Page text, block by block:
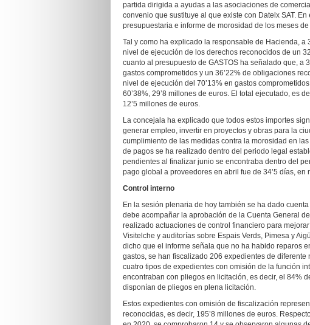
partida dirigida a ayudas a las asociaciones de
convenio que sustituye al que existe con Datelx SAT.
presupuestaria e informe de morosidad de los meses
Tal y como ha explicado la responsable de Hacienda,
nivel de ejecución de los derechos reconocidos de un
cuanto al presupuesto de GASTOS ha señalado que, a
gastos comprometidos y un 36’22% de obligaciones
nivel de ejecución del 70’13% en gastos
60’38%, 29’8 millones de euros. El total ejecutado, es
12’5 millones de euros.
La concejala ha explicado que todos estos importes
generar empleo, invertir en proyectos y obras para la
cumplimiento de las medidas contra la morosidad en
de pagos se ha realizado dentro del periodo legal
pendientes al finalizar junio se encontraba dentro del
pago global a proveedores en abril fue de 34’5 días, en
Control interno
En la sesión plenaria de hoy también se ha dado
debe acompañar la aprobación de la Cuenta General
realizado actuaciones de control financiero para
Visitelche y auditorías sobre Espais Verds, Pimesa y
dicho que el informe señala que no ha habido reparos
gastos, se han fiscalizado 206 expedientes de
cuatro tipos de expedientes con omisión de la función
encontraban con pliegos en licitación, es decir, el 84%
disponían de pliegos en plena licitación.
Estos expedientes con omisión de fiscalización
reconocidas, es decir, 195’8 millones de euros.